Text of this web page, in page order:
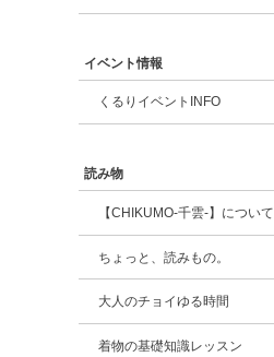
イベント情報
くるりイベントINFO
読み物
【CHIKUMO-千雲-】について
ちょっと、読みもの。
大人のチョイゆる時間
着物の基礎知識レッスン